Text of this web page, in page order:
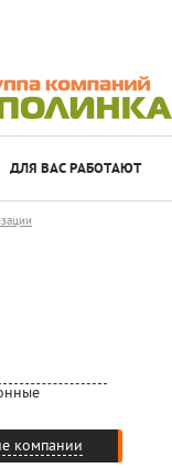
ДЛЯ ВАС РАБОТАЮТ
компании